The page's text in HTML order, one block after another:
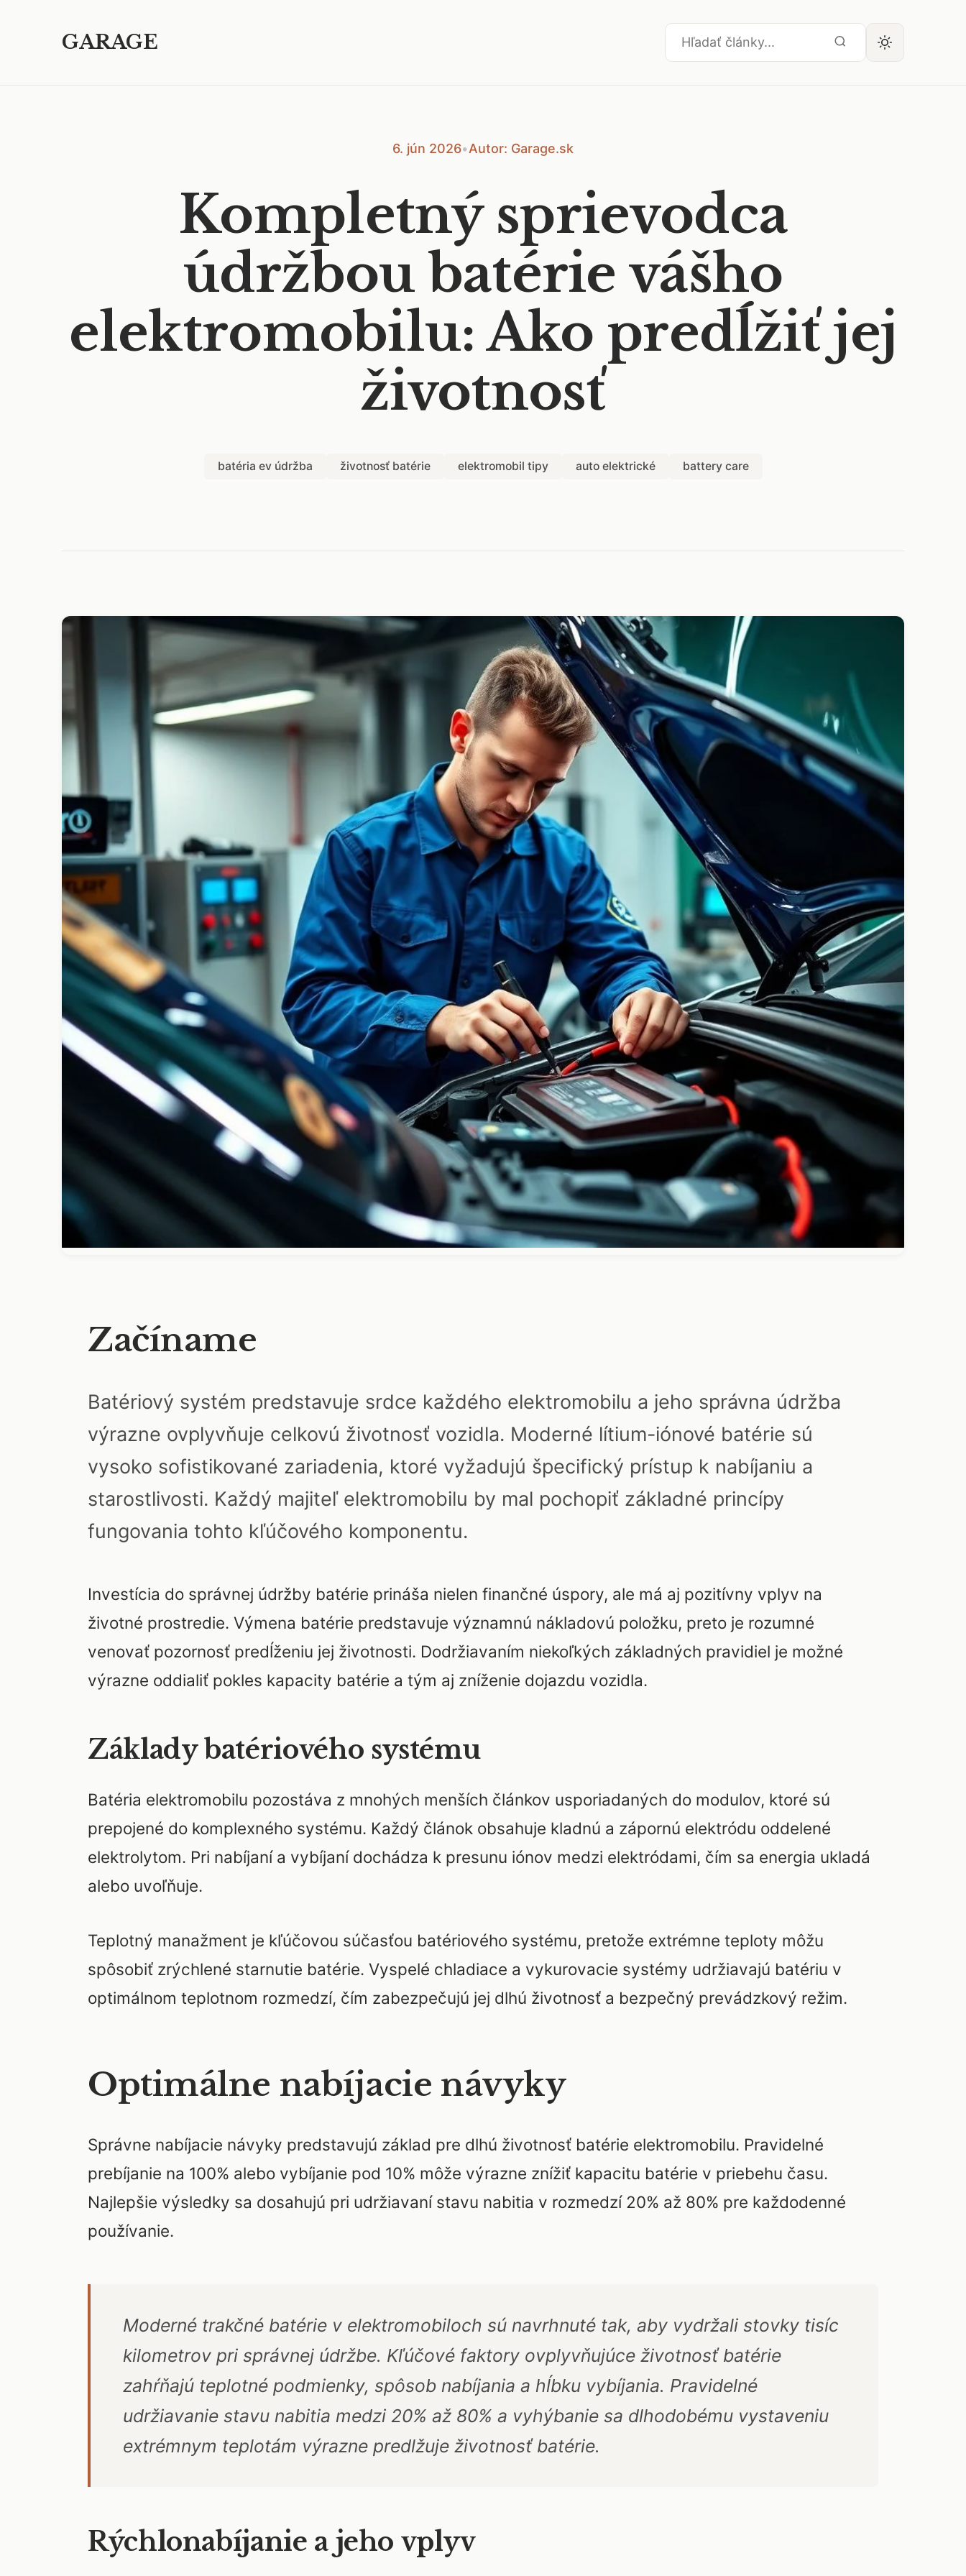
GARAGE
6. jún 2026•Autor: Garage.sk
Kompletný sprievodca
údržbou batérie vášho
elektromobilu: Ako predĺžiť jej
životnosť
batéria ev údržba životnosť batérie elektromobil tipy auto elektrické battery care
Začíname
Batériový systém predstavuje srdce každého elektromobilu a jeho správna údržba
výrazne ovplyvňuje celkovú životnosť vozidla. Moderné lítium-iónové batérie sú
vysoko sofistikované zariadenia, ktoré vyžadujú špecifický prístup k nabíjaniu a
starostlivosti. Každý majiteľ elektromobilu by mal pochopiť základné princípy
fungovania tohto kľúčového komponentu.
Investícia do správnej údržby batérie prináša nielen finančné úspory, ale má aj pozitívny vplyv na
životné prostredie. Výmena batérie predstavuje významnú nákladovú položku, preto je rozumné
venovať pozornosť predĺženiu jej životnosti. Dodržiavaním niekoľkých základných pravidiel je možné
výrazne oddialiť pokles kapacity batérie a tým aj zníženie dojazdu vozidla.
Základy batériového systému
Batéria elektromobilu pozostáva z mnohých menších článkov usporiadaných do modulov, ktoré sú
prepojené do komplexného systému. Každý článok obsahuje kladnú a zápornú elektródu oddelené
elektrolytom. Pri nabíjaní a vybíjaní dochádza k presunu iónov medzi elektródami, čím sa energia ukladá
alebo uvoľňuje.
Teplotný manažment je kľúčovou súčasťou batériového systému, pretože extrémne teploty môžu
spôsobiť zrýchlené starnutie batérie. Vyspelé chladiace a vykurovacie systémy udržiavajú batériu v
optimálnom teplotnom rozmedzí, čím zabezpečujú jej dlhú životnosť a bezpečný prevádzkový režim.
Optimálne nabíjacie návyky
Správne nabíjacie návyky predstavujú základ pre dlhú životnosť batérie elektromobilu. Pravidelné
prebíjanie na 100% alebo vybíjanie pod 10% môže výrazne znížiť kapacitu batérie v priebehu času.
Najlepšie výsledky sa dosahujú pri udržiavaní stavu nabitia v rozmedzí 20% až 80% pre každodenné
používanie.
Moderné trakčné batérie v elektromobiloch sú navrhnuté tak, aby vydržali stovky tisíc
kilometrov pri správnej údržbe. Kľúčové faktory ovplyvňujúce životnosť batérie
zahŕňajú teplotné podmienky, spôsob nabíjania a hĺbku vybíjania. Pravidelné
udržiavanie stavu nabitia medzi 20% až 80% a vyhýbanie sa dlhodobému vystaveniu
extrémnym teplotám výrazne predlžuje životnosť batérie.
Rýchlonabíjanie a jeho vplyv